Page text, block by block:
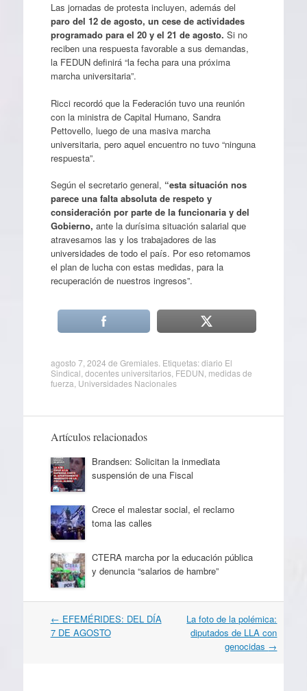
Las jornadas de protesta incluyen, además del
paro del 12 de agosto, un cese de actividades
programado para el 20 y el 21 de agosto. Si no
reciben una respuesta favorable a sus demandas,
la FEDUN definirá “la fecha para una próxima
marcha universitaria”.
Ricci recordó que la Federación tuvo una reunión
con la ministra de Capital Humano, Sandra
Pettovello, luego de una masiva marcha
universitaria, pero aquel encuentro no tuvo “ninguna
respuesta”.
Según el secretario general, “esta situación nos
parece una falta absoluta de respeto y
consideración por parte de la funcionaria y del
Gobierno, ante la durísima situación salarial que
atravesamos las y los trabajadores de las
universidades de todo el país. Por eso retomamos
el plan de lucha con estas medidas, para la
recuperación de nuestros ingresos”.
agosto 7, 2024 de Gremiales. Etiquetas:diario El
Sindical docentes universitarios, FEDUN medidas de
fuerza Universidades Nacionales
Artículos relacionados
Brandsen: Solicitan la inmediata
suspensión de una Fiscal
Crece el malestar social, el reclamo
toma las calles
CTERA marcha por la educación pública
y denuncia “salarios de hambre”
Navegación
por
← EFEMÉRIDES: DEL DÍA
7 DE AGOSTO
La foto de la polémica:
diputados de LLA con
genocidas →